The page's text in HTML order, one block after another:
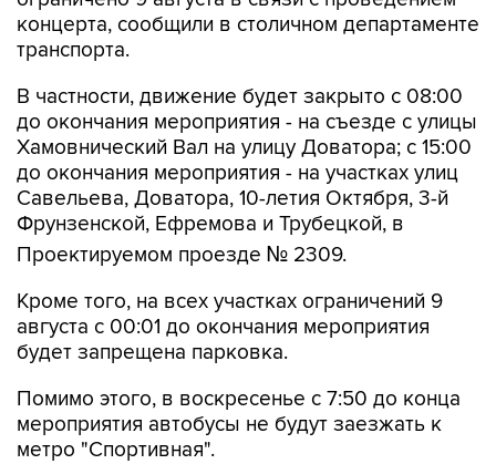
В частности, движение будет закрыто с 08:00
Хамовнический Вал на улицу Доватора; с 15:00
до окончания мероприятия - на участках улиц
Савельева, Доватора, 10-летия Октября, 3-й
Фрунзенской, Ефремова и Трубецкой, в
Проектируемом проезде № 2309.
Кроме того, на всех участках ограничений 9
будет запрещена парковка.
Помимо этого, в воскресенье с 7:50 до конца
метро "Спортивная".
Согласно открытым данным, 9 августа в